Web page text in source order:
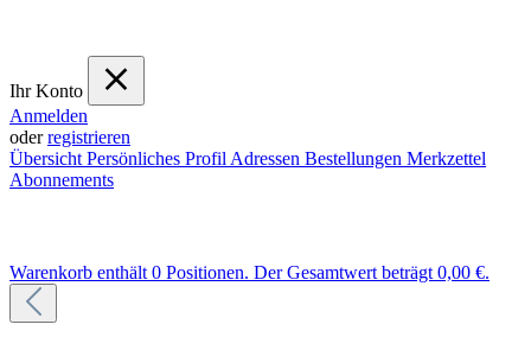
Ihr Konto
Anmelden
oderregistrieren
Übersicht Persönliches Profil Adressen Bestellungen Merkzettel
Abonnements
Warenkorb enthält 0 Positionen. Der Gesamtwert beträgt 0,00 €.